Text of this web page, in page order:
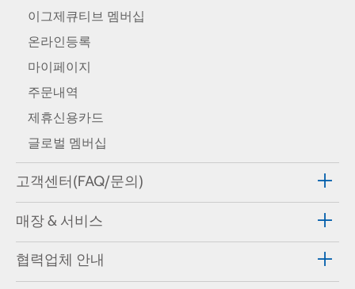
이그제큐티브 멤버십
온라인등록
마이페이지
주문내역
제휴신용카드
글로벌 멤버십
고객센터(FAQ/문의)
매장 & 서비스
협력업체 안내